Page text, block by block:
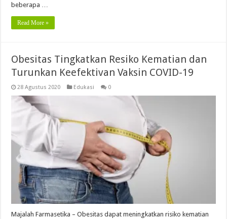
beberapa …
Read More »
Obesitas Tingkatkan Resiko Kematian dan
Turunkan Keefektivan Vaksin COVID-19
28 Agustus 2020 Edukasi 0
Majalah Farmasetika – Obesitas dapat meningkatkan risiko kematian